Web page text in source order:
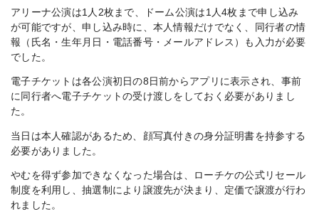
アリーナ公演は1人2枚まで、ドーム公演は1人4枚まで申し込み
が可能ですが、申し込み時に、本人情報だけでなく、同行者の情
報（氏名・生年月日・電話番号・メールアドレス）も入力が必要
でした。
電子チケットは各公演初日の8日前からアプリに表示され、事前
に同行者へ電子チケットの受け渡しをしておく必要がありまし
た。
当日は本人確認があるため、顔写真付きの身分証明書を持参する
必要がありました。
やむを得ず参加できなくなった場合は、ローチケの公式リセール
制度を利用し、抽選制により譲渡先が決まり、定価で譲渡が行わ
れました。